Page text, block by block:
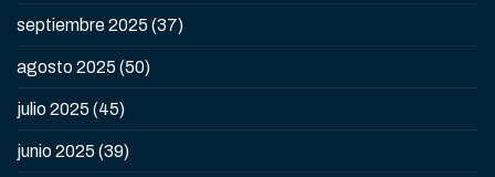
septiembre 2025 (37)
agosto 2025 (50)
julio 2025 (45)
junio 2025 (39)